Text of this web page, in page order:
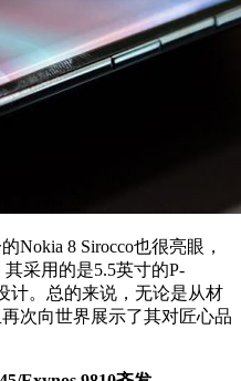
8 Sirocco也很亮眼，
采用的是5.5英寸的P-
计。总的来说，无论是从材
次向世界展示了其对匠心品